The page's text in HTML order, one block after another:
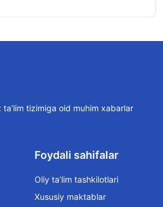
tizimiga oid muhim xabarlar
Foydali sahifalar
Oliy ta’lim tashkilotlari
Xususiy maktablar